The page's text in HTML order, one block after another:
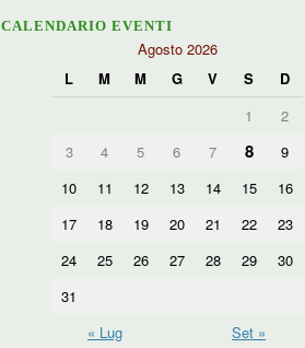
CALENDARIO EVENTI
Agosto 2026
L
M M G V S
D
1
2
3
4 5 6 7 8
9
10
11 12 13 14 15
16
17
18 19 20 21 22
23
24
25 26 27 28 29
30
31
« Lug
Set »